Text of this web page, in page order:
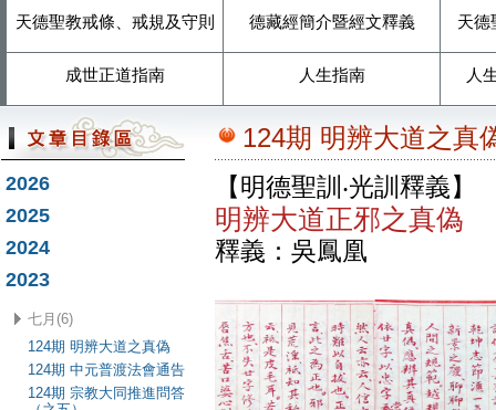
天德聖教戒條、戒規及守則
德藏經簡介暨經文釋義 天德
成世正道指南 人生指南 人
2026
2025
2024
2023
七月(6)
124期 明辨大道之真偽
124期 中元普渡法會通告
124期 宗教大同推進問答
124期 明辨大道之真
【明德聖訓‧光訓釋義】
明辨大道正邪之真偽
釋義：吳鳳凰